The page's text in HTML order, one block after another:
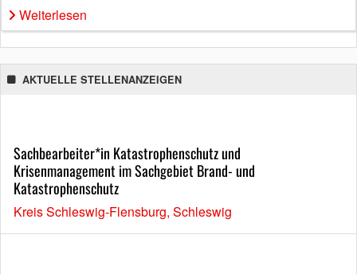
Weiterlesen
AKTUELLE STELLENANZEIGEN
Sachbearbeiter*in Katastrophenschutz und
Krisenmanagement im Sachgebiet Brand- und
Katastrophenschutz
Kreis Schleswig-Flensburg, Schleswig